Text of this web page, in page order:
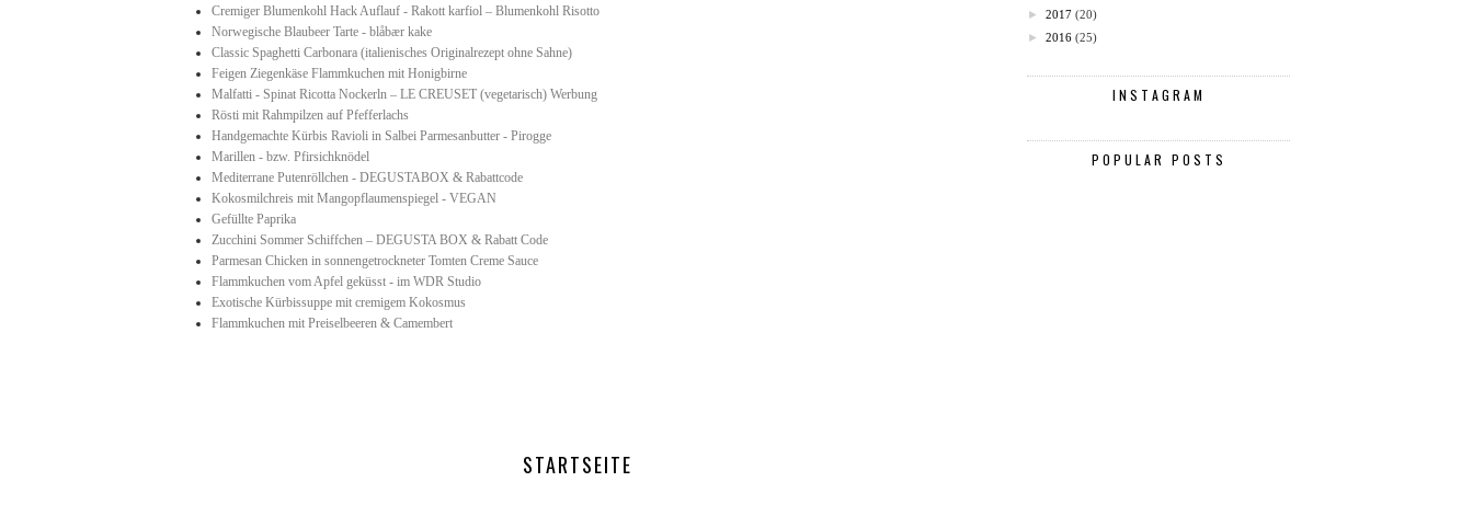
Cremiger Blumenkohl Hack Auflauf - Rakott karfiol – Blumenkohl Risotto
Norwegische Blaubeer Tarte - blåbær kake
Classic Spaghetti Carbonara (italienisches Originalrezept ohne Sahne)
Feigen Ziegenkäse Flammkuchen mit Honigbirne
Malfatti - Spinat Ricotta Nockerln – LE CREUSET (vegetarisch) Werbung
Rösti mit Rahmpilzen auf Pfefferlachs
Handgemachte Kürbis Ravioli in Salbei Parmesanbutter - Pirogge
Marillen - bzw. Pfirsichknödel
Mediterrane Putenröllchen - DEGUSTABOX & Rabattcode
Kokosmilchreis mit Mangopflaumenspiegel - VEGAN
Gefüllte Paprika
Zucchini Sommer Schiffchen – DEGUSTA BOX & Rabatt Code
Parmesan Chicken in sonnengetrockneter Tomten Creme Sauce
Flammkuchen vom Apfel geküsst - im WDR Studio
Exotische Kürbissuppe mit cremigem Kokosmus
Flammkuchen mit Preiselbeeren & Camembert
STARTSEITE
► 2017 (20)
► 2016 (25)
INSTAGRAM
POPULAR POSTS